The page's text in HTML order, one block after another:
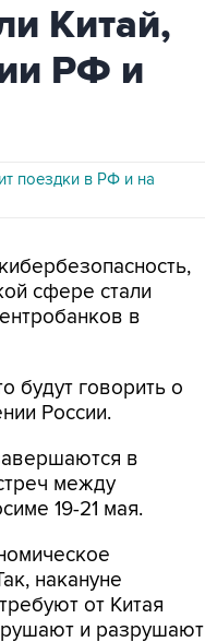
Китай,
РФ и
поездки в РФ и на
сфере стали
в
будут говорить о
России.
в
между
19-21 мая.
накануне
от Китая
и разрушают